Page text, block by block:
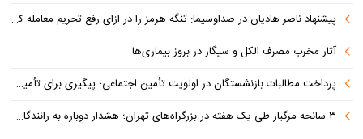
پیشنهاد ناصر هادیان در صداوسیما: تنگه هرمز را در ازای رفع تحریم معامله کنیم
آثار مخرب مصرف الکل و سیگار در بروز بیماری‌ها
پرداخت مطالبات بازنشستگان در اولویت تأمین اجتماعی؛ پیگیری برای تأمین منابع ادامه دارد
۳ سانحه مرگبار طی یک هفته در بزرگراه‌های تهران؛ هشدار دوباره به رانندگان و عابران